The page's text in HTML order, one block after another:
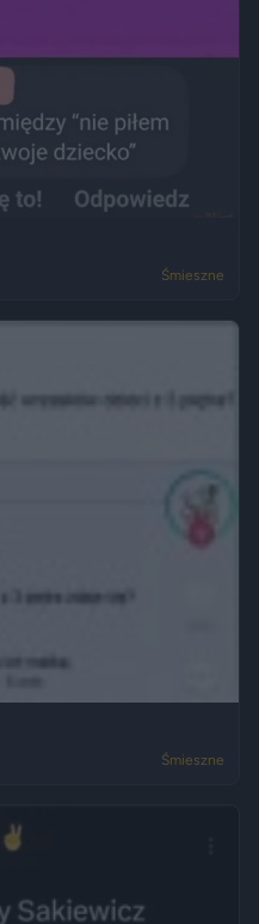
Śmieszne
Śmieszne